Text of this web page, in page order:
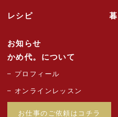
レシピ
お知らせ
かめ代。について
プロフィール
オンラインレッスン
お仕事のご依頼はコチラ